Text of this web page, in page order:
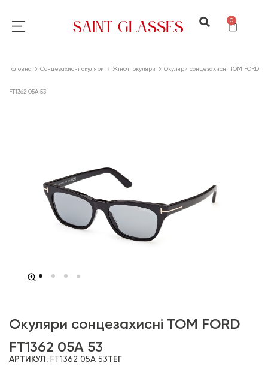
0
Головна Сонцезахисні окуляри Жіночі окуляри Окуляри сонцезахисні TOM FORD
FT1362 05A 53
Окуляри сонцезахисні TOM FORD
FT1362 05A 53
АРТИКУЛ: FT1362 05A 53ТЕГ